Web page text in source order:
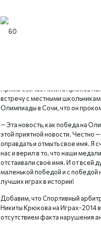
Прямо сейчас Никита Крюков
встречу с местными
Олимпиады в Сочи, что он
— Эта новость, как победа на
этой приятной новости. Честно
оправдать и отмыть свое имя. Я
нас и верил в то, что наши
отстаивали своё имя. И от всей
маленькой победой и с победой
лучших играх в истории!
Добавим, что Спортивный
Никиты Крюкова на Играх-2014
отсутствием факта нарушения